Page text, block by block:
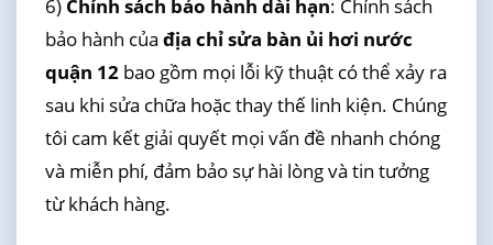
6) Chính sách bảo hành dài hạn: Chính sách
bảo hành của địa chỉ sửa bàn ủi hơi nước
quận 12bao gồm mọi lỗi kỹ thuật có thể xảy ra
sau khi sửa chữa hoặc thay thế linh kiện. Chúng
tôi cam kết giải quyết mọi vấn đề nhanh chóng
và miễn phí, đảm bảo sự hài lòng và tin tưởng
từ khách hàng.